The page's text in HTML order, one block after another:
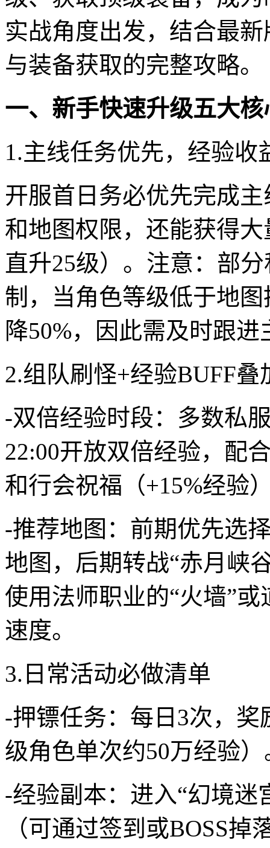
实战角度出发，结合最
与装备获取的完整攻略。
一、新手快速升级五大核
1.主线任务优先，经验收
开服首日务必优先完成
和地图权限，还能获得
直升25级）。注意：部
制，当角色等级低于地
降50%，因此需及时跟进
2.组队刷怪+经验BUFF叠
-双倍经验时段：多数私
22:00开放双倍经验，配
和行会祝福（+15%经验
-推荐地图：前期优先选
地图，后期转战“赤月峡
使用法师职业的“火墙”
速度。
3.日常活动必做清单
-押镖任务：每日3次，
级角色单次约50万经验）
-经验副本：进入“幻境迷
（可通过签到或BOSS